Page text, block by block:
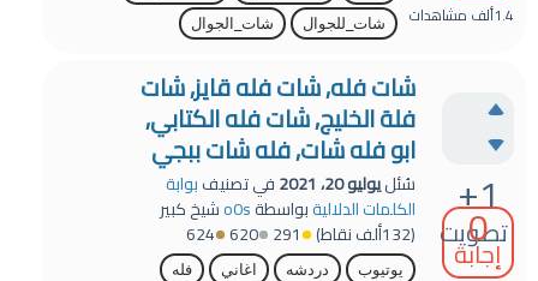
1.4ألف مشاهدات
شات_للجوال
شات_الجوال
+1
تصويت
0
إجابة
شات فله, شات فله قايز, شات
فلة الخليج, شات فله الكتابي,
ابو فله شات, فله شات ببجي
سُئليوليو 20، 2021 في تصنيفبوابة
الكلمات الدلاليةبواسطةo0sشيخ كبير
(132ألف نقاط) 291
620
624
يوتيوب دردشه اغاني
فله